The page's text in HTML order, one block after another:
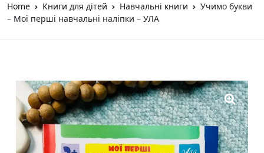
Home Книги для дітей Навчальні книги
Учимо букви
– Мої перші навчальні наліпки – УЛА